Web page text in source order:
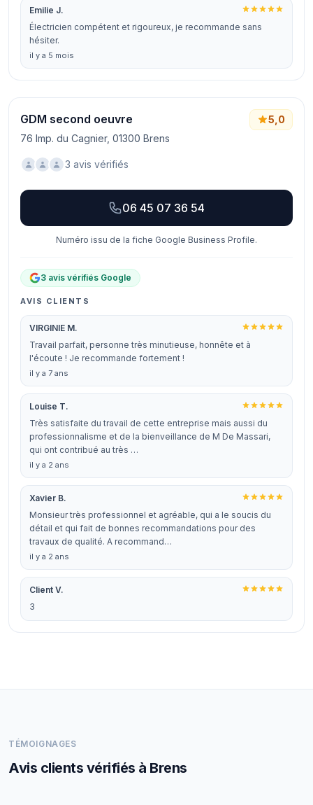
Emilie J.
Électricien compétent et rigoureux, je recommande sans
hésiter.
il y a 5 mois
GDM second oeuvre
76 Imp. du Cagnier, 01300 Brens
5,0
3 avis vérifiés
06 45 07 36 54
Numéro issu de la fiche Google Business Profile.
3 avis vérifiés Google
AVIS CLIENTS
VIRGINIE M.
Travail parfait, personne très minutieuse, honnête et à
l'écoute ! Je recommande fortement !
il y a 7 ans
Louise T.
Très satisfaite du travail de cette entreprise mais aussi du
professionnalisme et de la bienveillance de M De Massari,
qui ont contribué au très …
il y a 2 ans
Xavier B.
Monsieur très professionnel et agréable, qui a le soucis du
détail et qui fait de bonnes recommandations pour des
travaux de qualité. A recommand…
il y a 2 ans
Client V.
3
TÉMOIGNAGES
Avis clients vérifiés à Brens